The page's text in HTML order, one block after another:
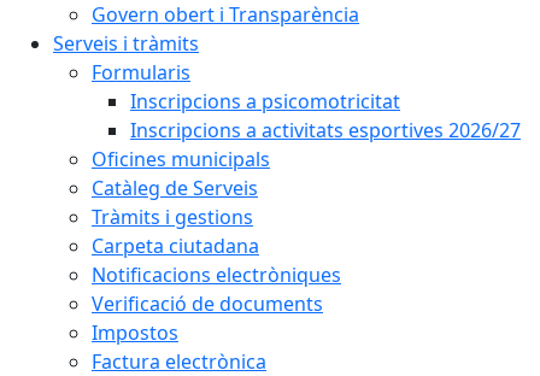
Govern obert i Transparència
Serveis i tràmits
Formularis
Inscripcions a psicomotricitat
Inscripcions a activitats esportives 2026/27
Oficines municipals
Catàleg de Serveis
Tràmits i gestions
Carpeta ciutadana
Notificacions electròniques
Verificació de documents
Impostos
Factura electrònica